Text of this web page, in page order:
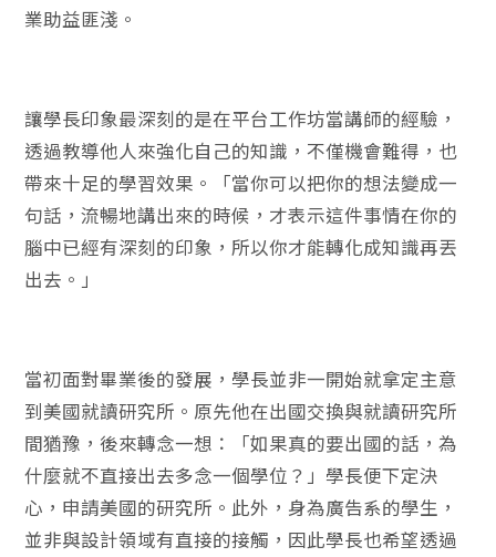
業助益匪淺。
讓學長印象最深刻的是在平台工作坊當講師的經驗，
透過教導他人來強化自己的知識，不僅機會難得，也
帶來十足的學習效果。「當你可以把你的想法變成一
句話，流暢地講出來的時候，才表示這件事情在你的
腦中已經有深刻的印象，所以你才能轉化成知識再丟
出去。」
當初面對畢業後的發展，學長並非一開始就拿定主意
到美國就讀研究所。原先他在出國交換與就讀研究所
間猶豫，後來轉念一想：「如果真的要出國的話，為
什麼就不直接出去多念一個學位？」學長便下定決
心，申請美國的研究所。此外，身為廣告系的學生，
並非與設計領域有直接的接觸，因此學長也希望透過